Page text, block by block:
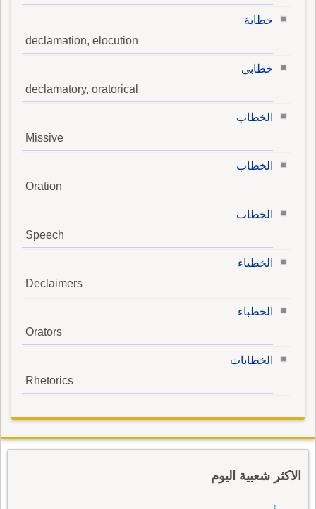
خطابة
declamation, elocution
خطابي
declamatory, oratorical
الخطاب
Missive
الخطاب
Oration
الخطاب
Speech
الخطباء
Declaimers
الخطباء
Orators
الخطابات
Rhetorics
الاكثر شعبية اليوم